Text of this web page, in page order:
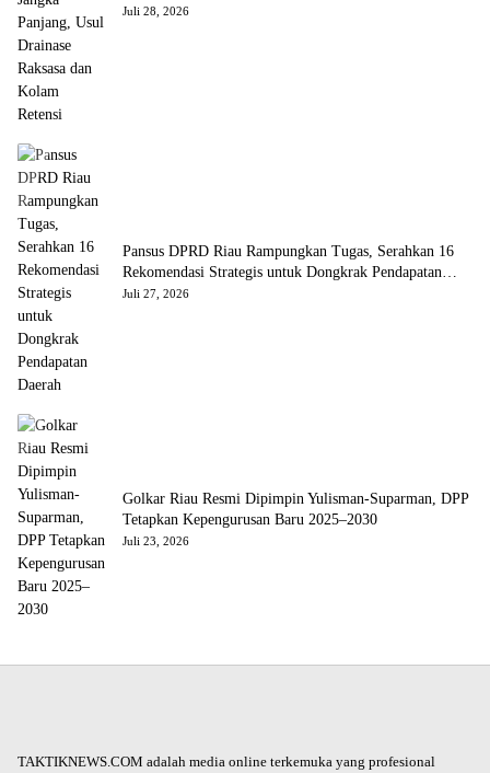
Retensi
Juli 28, 2026
Pansus DPRD Riau Rampungkan Tugas, Serahkan 16
Rekomendasi Strategis untuk Dongkrak Pendapatan
Daerah
Juli 27, 2026
Golkar Riau Resmi Dipimpin Yulisman-Suparman, DPP
Tetapkan Kepengurusan Baru 2025–2030
Juli 23, 2026
TAKTIKNEWS.COM adalah media online terkemuka yang profesional